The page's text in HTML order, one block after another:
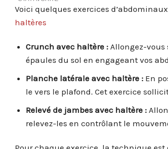
Voici quelques exercices
haltères
Crunch avec haltère : Allongez-vous
épaules du sol en engageant vos
Planche latérale avec haltère : En
le vers le plafond. Cet exercice
Relevé de jambes avec haltère :
relevez-les en contrôlant le